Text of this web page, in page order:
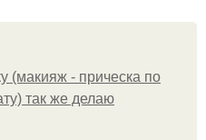
(макияж - прическа по
так же делаю